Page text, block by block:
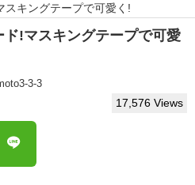
スキングテープで可愛く!
!マスキングテープで可愛
3-3
17,576 Views